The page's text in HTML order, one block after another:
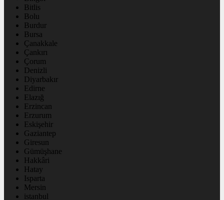
Bitlis
Bolu
Burdur
Bursa
Çanakkale
Çankırı
Çorum
Denizli
Diyarbakır
Edirne
Elazığ
Erzincan
Erzurum
Eskişehir
Gaziantep
Giresun
Gümüşhane
Hakkâri
Hatay
Isparta
Mersin
istanbul